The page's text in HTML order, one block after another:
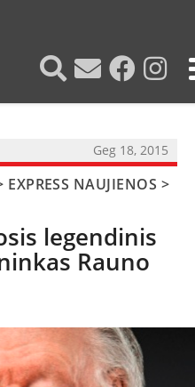
Geg 18, 2015
EXPRESS NAUJIENOS >
legendinis
Rauno